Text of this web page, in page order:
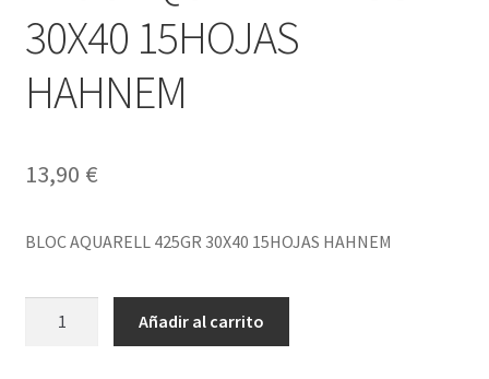
30X40 15HOJAS
HAHNEM
13,90 €
BLOC AQUARELL 425GR 30X40 15HOJAS HAHNEM
Añadir al carrito